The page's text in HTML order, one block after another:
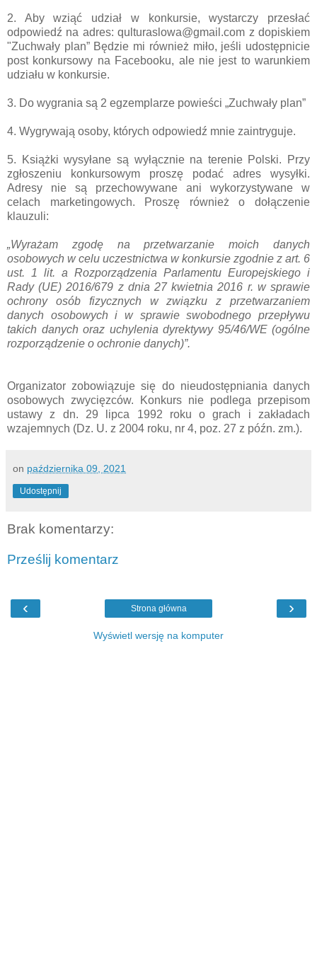
2. Aby wziąć udział w konkursie, wystarczy przesłać
odpowiedź na adres: qulturaslowa@gmail.com z dopiskiem
"Zuchwały plan” Będzie mi również miło, jeśli udostępnicie
post konkursowy na Facebooku, ale nie jest to warunkiem
udziału w konkursie.
3. Do wygrania są 2 egzemplarze powieści „Zuchwały plan”
4. Wygrywają osoby, których odpowiedź mnie zaintryguje.
5. Książki wysyłane są wyłącznie na terenie Polski. Przy
zgłoszeniu konkursowym proszę podać adres wysyłki.
Adresy nie są przechowywane ani wykorzystywane w
celach marketingowych. Proszę również o dołączenie
klauzuli:
„Wyrażam zgodę na przetwarzanie moich danych
osobowych w celu uczestnictwa w konkursie zgodnie z art. 6
ust. 1 lit. a Rozporządzenia Parlamentu Europejskiego i
Rady (UE) 2016/679 z dnia 27 kwietnia 2016 r. w sprawie
ochrony osób fizycznych w związku z przetwarzaniem
danych osobowych i w sprawie swobodnego przepływu
takich danych oraz uchylenia dyrektywy 95/46/WE (ogólne
rozporządzenie o ochronie danych)”.
Organizator zobowiązuje się do nieudostępniania danych
osobowych zwycięzców. Konkurs nie podlega przepisom
ustawy z dn. 29 lipca 1992 roku o grach i zakładach
wzajemnych (Dz. U. z 2004 roku, nr 4, poz. 27 z późn. zm.).
on października 09, 2021
Udostępnij
Brak komentarzy:
Prześlij komentarz
‹ ›
Strona główna
Wyświetl wersję na komputer